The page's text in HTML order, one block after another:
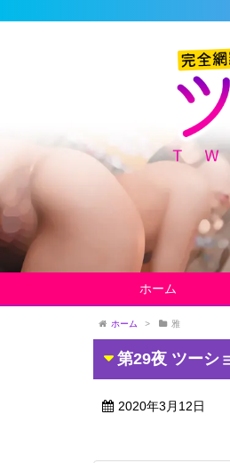
ホーム
ホーム > 雅
第29夜 ツーシ
2020年3月12日